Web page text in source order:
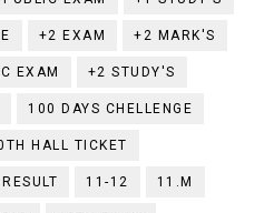
+2 EXAM +2 MARK'S
EXAM +2 STUDY'S
100 DAYS CHELLENGE
HALL TICKET
11-12 11.M